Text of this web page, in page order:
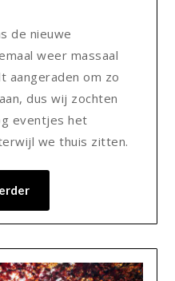
de nieuwe
weer massaal
aangeraden om zo
dus wij zochten
eventjes het
we thuis zitten.